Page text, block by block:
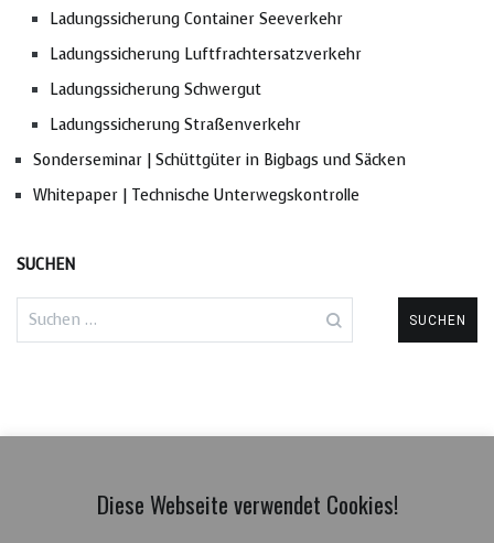
Ladungssicherung Container Seeverkehr
Ladungssicherung Luftfrachtersatzverkehr
Ladungssicherung Schwergut
Ladungssicherung Straßenverkehr
Sonderseminar | Schüttgüter in Bigbags und Säcken
Whitepaper | Technische Unterwegskontrolle
SUCHEN
Suchen
nach:
Diese Webseite verwendet Cookies!